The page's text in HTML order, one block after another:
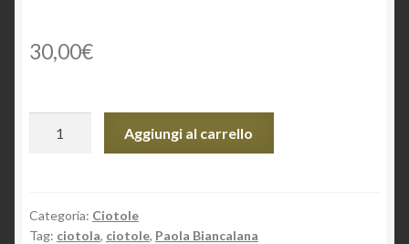
30,00€
Aggiungi al carrello
Categoria: Ciotole
Tag: ciotola, ciotole, Paola Biancalana